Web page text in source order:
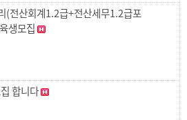
(전산회계1.2급+전산세무1.2급포
생모집
합니다